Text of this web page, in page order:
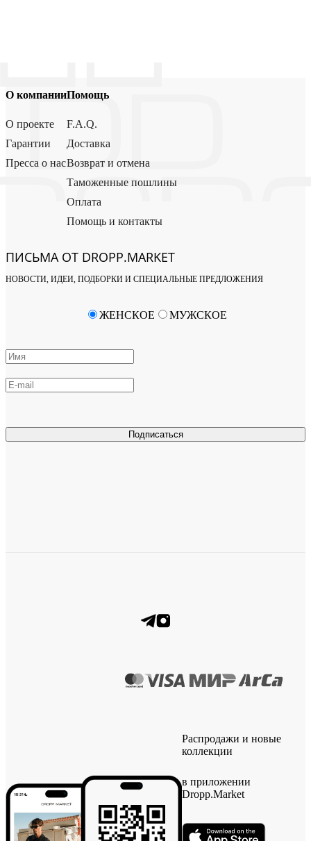
О компании
О проекте
Гарантии
Пресса о нас
Помощь
F.A.Q.
Доставка
Возврат и отмена
Таможенные пошлины
Оплата
Помощь и контакты
ПИСЬМА ОТ DROPP.MARKET
НОВОСТИ, ИДЕИ, ПОДБОРКИ И СПЕЦИАЛЬНЫЕ ПРЕДЛОЖЕНИЯ
Подписаться
ЖЕНСКОЕ МУЖСКОЕ
Распродажи и новые
коллекции
в приложении
Dropp.Market